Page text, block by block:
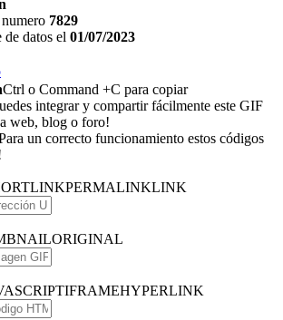
7829
de datos el 01/07/2023
Ctrl o Command +C para copiar
integrar y compartir fácilmente este GIF
web, blog o foro!
un correcto funcionamiento estos códigos
PERMALINKLINK
ORIGINAL
IFRAMEHYPERLINK